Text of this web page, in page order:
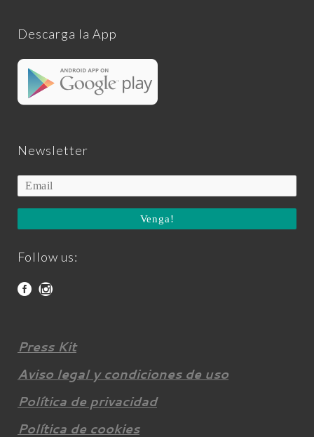
Descarga la App
Newsletter
Venga!
Follow us:
Press Kit
Aviso legal y condiciones de uso
Política de privacidad
Política de cookies